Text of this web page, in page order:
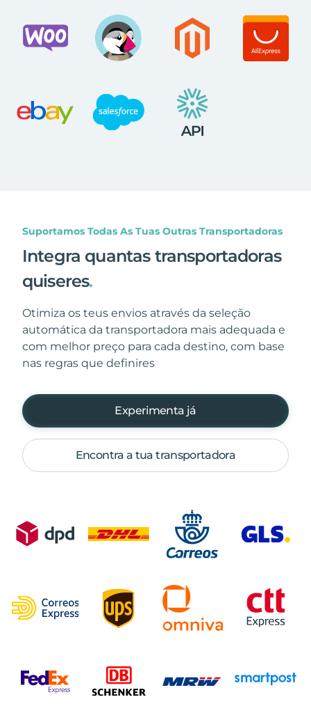
Suportamos Todas As Tuas Outras Transportadoras
Integra quantas transportadoras
quiseres.
Otimiza os teus envios através da seleção
automática da transportadora mais adequada e
com melhor preço para cada destino, com base
nas regras que definires
Experimenta já
Encontra a tua transportadora